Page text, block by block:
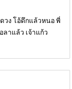
ดวง โอ้ดึกแล้วหนอ พี่
ลาแล้ว เจ้าแก้ว